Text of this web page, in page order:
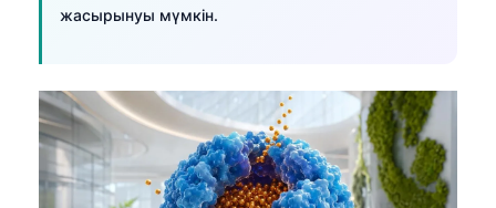
жасырынуы мүмкін.